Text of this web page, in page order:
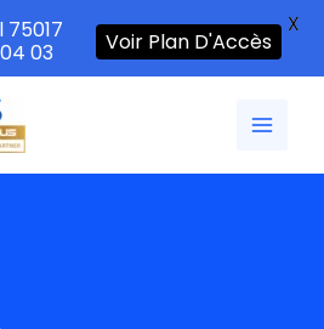
75017
03
Voir Plan D'Accès
X